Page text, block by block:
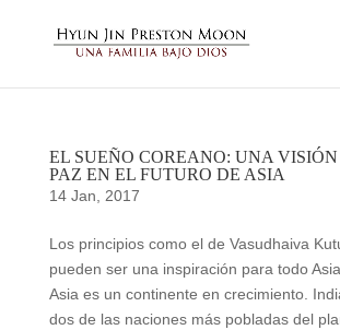
EL SUEÑO COREANO: UNA
PAZ EN EL FUTURO DE ASIA
14 Jan, 2017
Los principios como el de Vasudhaiva
pueden ser una inspiración para todo
Asia es un continente en crecimiento.
dos de las naciones más pobladas del